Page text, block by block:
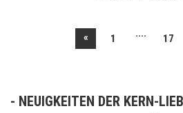
« 1 .... 17
NEUIGKEITEN DER KERN-